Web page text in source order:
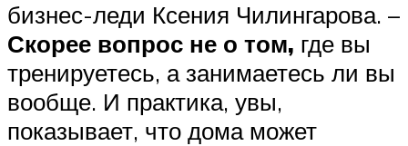
бизнес-леди Ксения Чилингарова. –
Скорее вопрос не о том, где вы
тренируетесь, а занимаетесь ли вы
вообще. И практика, увы,
показывает, что дома может